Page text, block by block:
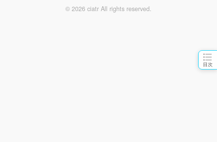
目次
© 2026 ciatr All rights reserved.